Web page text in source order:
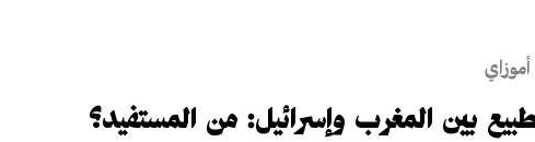
بين المغرب وإسرائيل: من المستفيد؟